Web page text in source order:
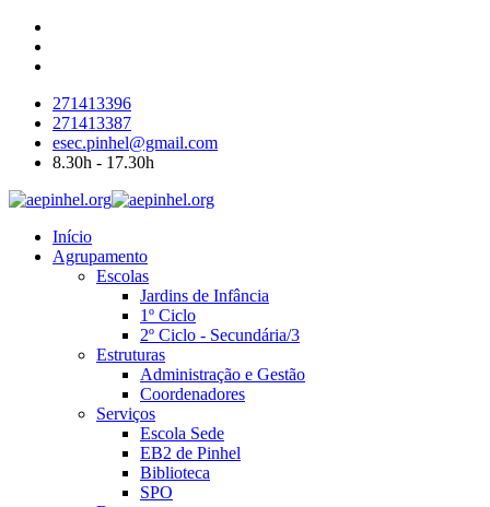
271413396
271413387
esec.pinhel@gmail.com
8.30h - 17.30h
Início
Agrupamento
Escolas
Jardins de Infância
1º Ciclo
2º Ciclo - Secundária/3
Estruturas
Administração e Gestão
Coordenadores
Serviços
Escola Sede
EB2 de Pinhel
Biblioteca
SPO